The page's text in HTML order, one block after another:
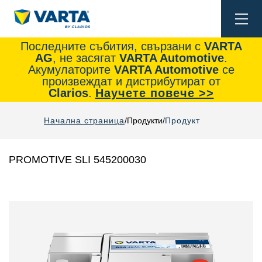
Последните събития, свързани с VARTA
AG, не засягат VARTA Automotive.
Акумулаторите VARTA Automotiveсе
произвеждат и дистрибутират от
Clarios. Научете повече >>
Начална страница Продукти Продукт
PROMOTIVE SLI 545200030